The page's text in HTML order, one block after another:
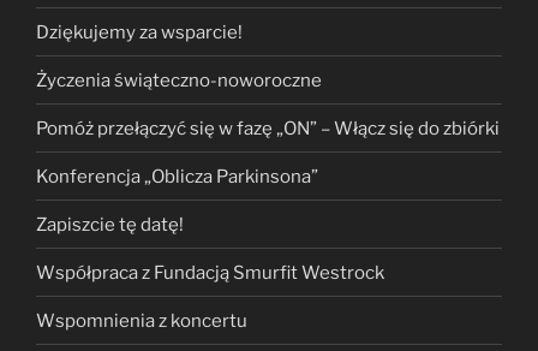
Dziękujemy za wsparcie!
Życzenia świąteczno-noworoczne
Pomóż przełączyć się w fazę „ON” – Włącz się do zbiórki
Konferencja „Oblicza Parkinsona”
Zapiszcie tę datę!
Współpraca z Fundacją Smurfit Westrock
Wspomnienia z koncertu